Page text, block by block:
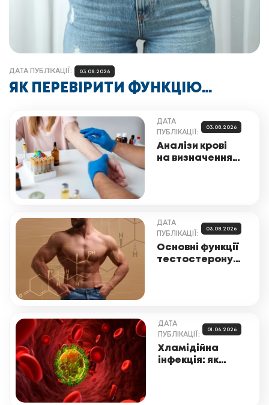
ДАТА ПУБЛІКАЦІЇ: 03.08.2026
ЯК ПЕРЕВІРИТИ ФУНКЦІЮ
ДАТА
ПУБЛІКАЦІЇ:
03.08.2026
Аналізи крові
на визначення
ДАТА
ПУБЛІКАЦІЇ:
03.08.2026
Основні функції
тестостерону в
ДАТА
ПУБЛІКАЦІЇ:
01.06.2026
Хламідійна
інфекція: як